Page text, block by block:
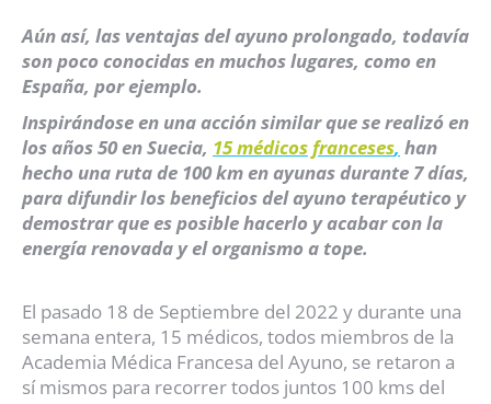
Aún así, las ventajas del ayuno prolongado, todavía
son poco conocidas en muchos lugares, como en
España, por ejemplo.
Inspirándose en una acción similar que se realizó en
los años 50 en Suecia, 15 médicos franceses, han
hecho una ruta de 100 km en ayunas durante 7 días,
para difundir los beneficios del ayuno terapéutico y
demostrar que es posible hacerlo y acabar con la
energía renovada y el organismo a tope.
El pasado 18 de Septiembre del 2022 y durante una
semana entera, 15 médicos, todos miembros de la
Academia Médica Francesa del Ayuno, se retaron a
sí mismos para recorrer todos juntos 100 kms del